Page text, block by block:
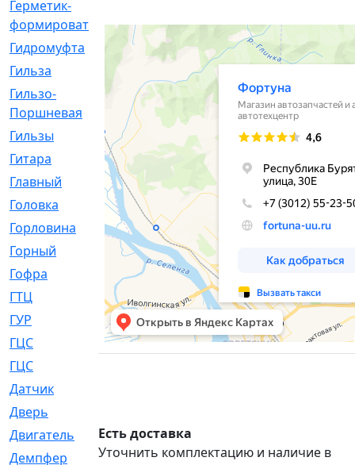
Герметик-
формирователь
Гидромуфта
[47]
Гильза
Гильзо-
Поршневая
[13]
Гильзы
[259]
Гитара
[7]
Главный
[29]
Головка
[28]
Горловина
[14]
Горный
[1]
Гофра
[86]
ГТЦ
[96]
ГУР
[34]
ГЦC
[6]
ГЦС
Датчик
Дверь
Двигатель
[64]
Демпфер
[2]
Есть доставка
Уточнить комплектацию и наличие в